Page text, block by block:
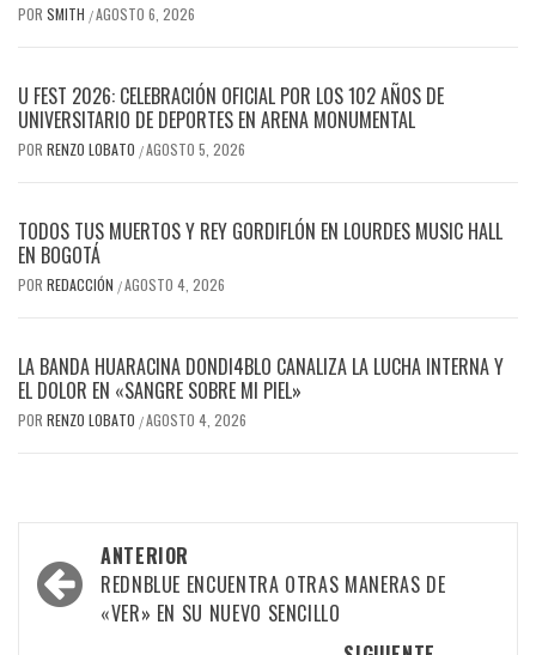
POR SMITH /AGOSTO 6, 2026
U FEST 2026: CELEBRACIÓN OFICIAL POR LOS 102 AÑOS DE
UNIVERSITARIO DE DEPORTES EN ARENA MONUMENTAL
POR RENZO LOBATO /AGOSTO 5, 2026
TODOS TUS MUERTOS Y REY GORDIFLÓN EN LOURDES MUSIC HALL
EN BOGOTÁ
POR REDACCIÓN /AGOSTO 4, 2026
LA BANDA HUARACINA DONDI4BLO CANALIZA LA LUCHA INTERNA Y
EL DOLOR EN «SANGRE SOBRE MI PIEL»
POR RENZO LOBATO /AGOSTO 4, 2026
Navegación
por
ANTERIOR
REDNBLUE ENCUENTRA OTRAS MANERAS DE
«VER» EN SU NUEVO SENCILLO